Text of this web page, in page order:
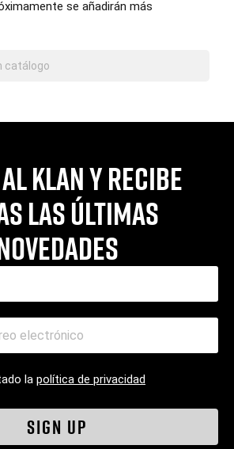
se añadirán más
Klan y recibe
las últimas
la política de privacidad